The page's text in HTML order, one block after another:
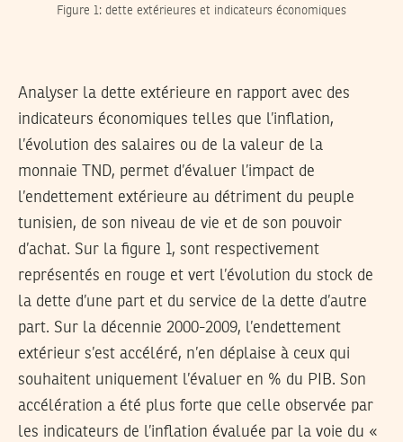
Figure 1: dette extérieures et indicateurs économiques
Analyser la dette extérieure en rapport avec des
indicateurs économiques telles que l’inflation,
l’évolution des salaires ou de la valeur de la
monnaie TND, permet d’évaluer l’impact de
l’endettement extérieure au détriment du peuple
tunisien, de son niveau de vie et de son pouvoir
d’achat. Sur la figure 1, sont respectivement
représentés en rouge et vert l’évolution du stock de
la dette d’une part et du service de la dette d’autre
part. Sur la décennie 2000-2009, l’endettement
extérieur s’est accéléré, n’en déplaise à ceux qui
souhaitent uniquement l’évaluer en % du PIB. Son
accélération a été plus forte que celle observée par
les indicateurs de l’inflation évaluée par la voie du «